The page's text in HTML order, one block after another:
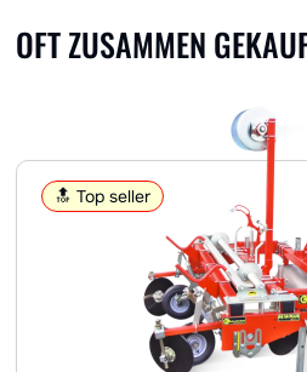
ZWIEBELN
Stechbecher
OFT ZUSAMMEN
🔝 Top seller